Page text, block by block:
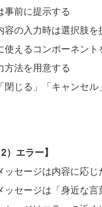
事前に提示する
容の入力時は選択肢を
使えるコンポーネン
方法を用意する
閉じる」「キャンセ
）エラー】
ッセージは内容に応
ッセージは「身近な言